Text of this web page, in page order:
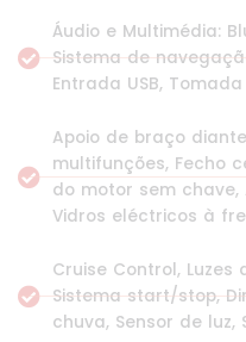
Áudio e Multimédia:
Sistema de
Entrada USB, Tomada
Apoio de braço
multifunções, Fecho
do motor sem
Vidros eléctricos à
Cruise Control, Luzes
Sistema start/stop,
chuva, Sensor de